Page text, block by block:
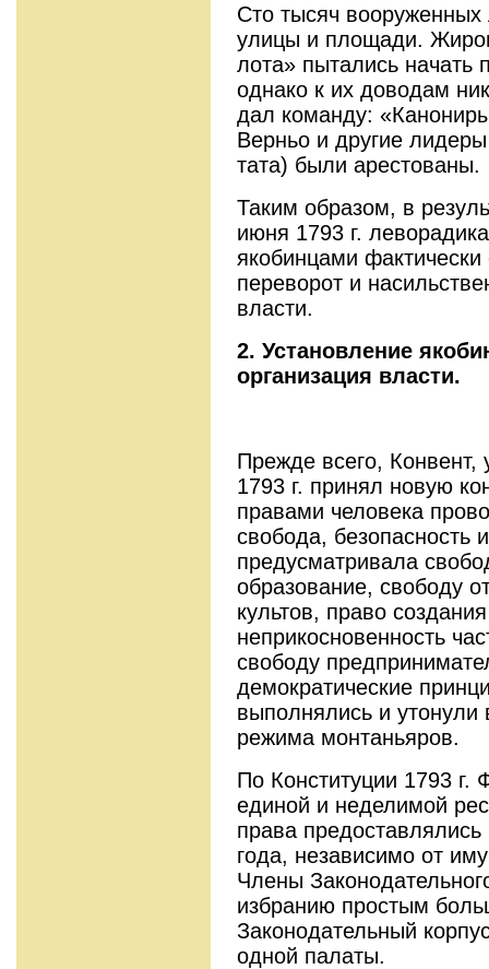
Сто тысяч
улицы и площади.
лота» пытались начать
однако к их дово­дам
дал команду:
Верньо и другие
тата) были арестованы.
Таким образом, в
июня 1793 г.
якобинцами
переворот и
власти.
2. Установление
организация власти.
Прежде всего, Конвент,
1793 г. принял новую
правами человека
свобода, безопасность
предусматривала
образование, сво­боду
культов, право
неприкосновенность
свободу
демократические
выполнялись и утонули
режима монтань­яров.
По Конституции 1793 г.
единой и не­делимой
права
года, независимо от
Члены
избранию простым
Законодательный
одной палаты.